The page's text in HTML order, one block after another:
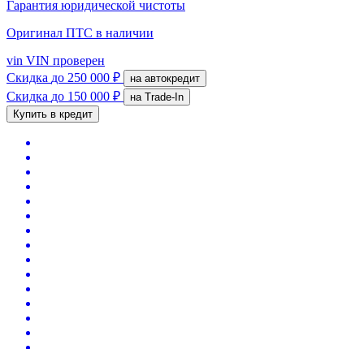
Гарантия юридической чистоты
Оригинал ПТС в наличии
vin VIN проверен
Скидка до 250 000 ₽ на автокредит
Скидка до 150 000 ₽
на Trade-In
Купить в кредит